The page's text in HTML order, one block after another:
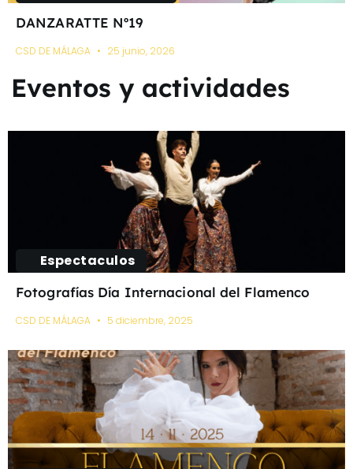
DANZARATTE Nº19
CSD DE MÁLAGA 25 junio, 2026
Eventos y actividades
Espectaculos
Fotografías Día Internacional del Flamenco
CSD DE MÁLAGA 5 diciembre, 2025